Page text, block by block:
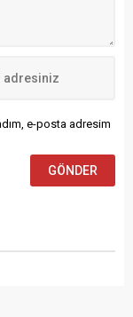
e-posta adresim